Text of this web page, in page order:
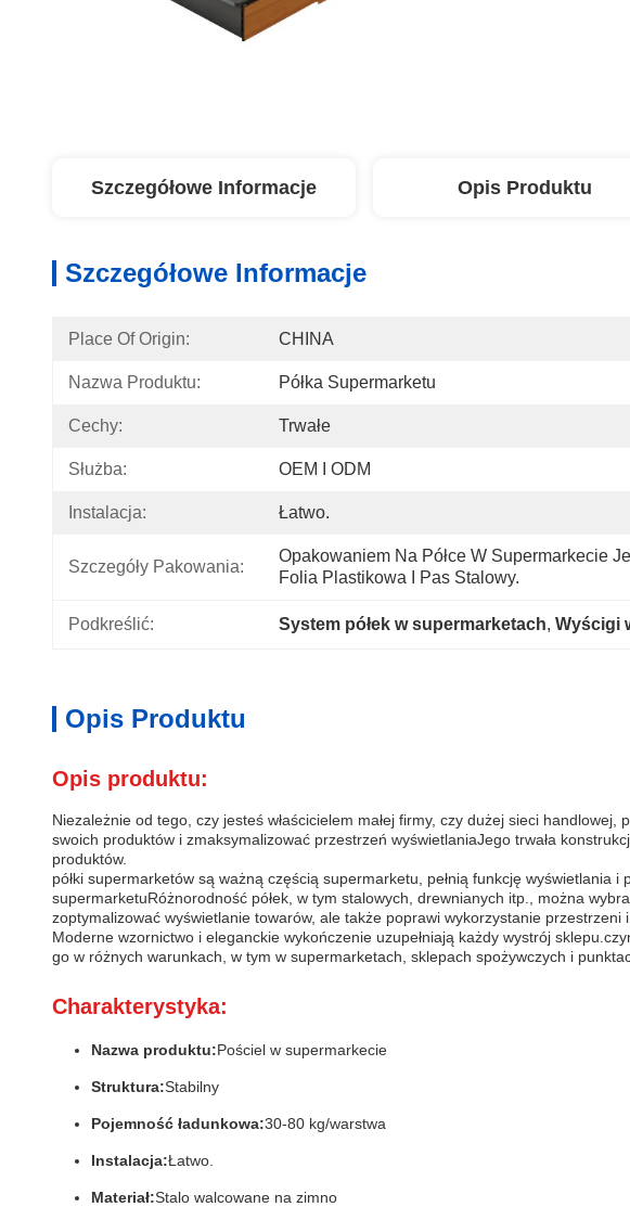
Szczegółowe Informacje Opis Produktu
Szczegółowe Informacje
Place Of Origin: CHINA
Nazwa Produktu: Półka Supermarketu
Cechy: Trwałe
Służba: OEM I ODM
Instalacja: Łatwo.
Szczegóły Pakowania:
Opakowaniem Na Półce W Supermarkecie
Folia Plastikowa I Pas Stalowy.
Podkreślić: System półek w supermarketach, Wyścigi
Opis Produktu
Opis produktu:
Niezależnie od tego, czy jesteś właścicielem małej firmy, czy dużej sieci
swoich produktów i zmaksymalizować przestrzeń wyświetlaniaJego trwała
produktów.
półki supermarketów są ważną częścią supermarketu, pełnią funkcję
supermarketuRóżnorodność półek, w tym stalowych, drewnianych itp., można
zoptymalizować wyświetlanie towarów, ale także poprawi wykorzystanie przestrzeni
Moderne wzornictwo i eleganckie wykończenie uzupełniają każdy wystrój
go w różnych warunkach, w tym w supermarketach, sklepach spożywczych i
Charakterystyka:
Nazwa produktu:Pościel w supermarkecie
Struktura:Stabilny
Pojemność ładunkowa:30-80 kg/warstwa
Instalacja:Łatwo.
Materiał:Stalo walcowane na zimno